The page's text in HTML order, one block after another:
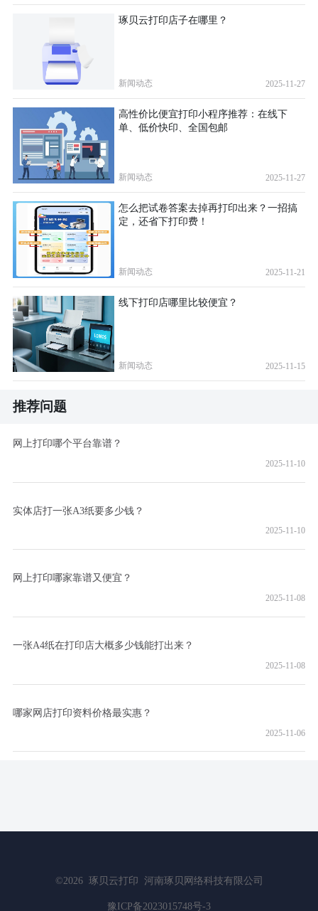
琢贝云打印店子在哪里？
新闻动态 2025-11-27
高性价比便宜打印小程序推荐：在线下
单、低价快印、全国包邮
新闻动态 2025-11-27
怎么把试卷答案去掉再打印出来？一招搞
定，还省下打印费！
新闻动态 2025-11-21
线下打印店哪里比较便宜？
新闻动态 2025-11-15
推荐问题
网上打印哪个平台靠谱？
2025-11-10
实体店打一张A3纸要多少钱？
2025-11-10
网上打印哪家靠谱又便宜？
2025-11-08
一张A4纸在打印店大概多少钱能打出来？
2025-11-08
哪家网店打印资料价格最实惠？
2025-11-06
©2026 琢贝云打印 河南琢贝网络科技有限公司
豫ICP备2023015748号-3